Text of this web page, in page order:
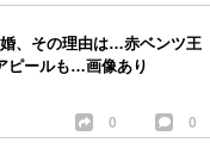
、その理由は…赤ベンツ王
ピールも…画像あり
0 0